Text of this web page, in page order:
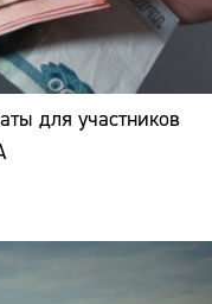
для участников